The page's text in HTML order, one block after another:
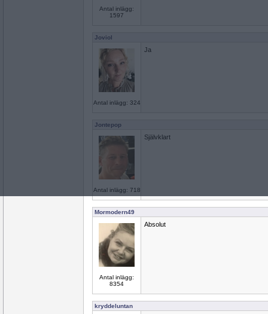
Antal inlägg:
1597
Joviol
Antal inlägg: 324
Ja
Jontepop
Antal inlägg: 718
Självklart
Mormodern49
Antal inlägg:
8354
Absolut
kryddeluntan